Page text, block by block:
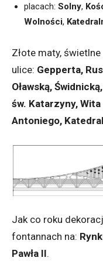
placach: Solny,
Wolności,
Złote maty,
ulice: Gepperta,
Oławską,
św. Katarzyny, Wita
Antoniego,
Jak co roku
fontannach na:
Pawła II.